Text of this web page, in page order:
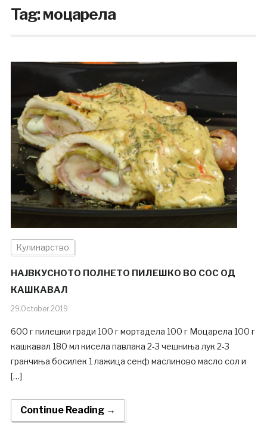
Tag:моцарела
Кулинарство
НАЈВКУСНОТО ПОЛНЕТО ПИЛЕШКО ВО СОС ОД
КАШКАВАЛ
29.October.2019
600 г пилешки гради 100 г мортадела 100 г Моцарела 100 г
кашкавал 180 мл кисела павлака 2-3 чешниња лук 2-3
гранчиња босилек 1 лажица сенф маслиново масло сол и
[…]
Continue Reading →